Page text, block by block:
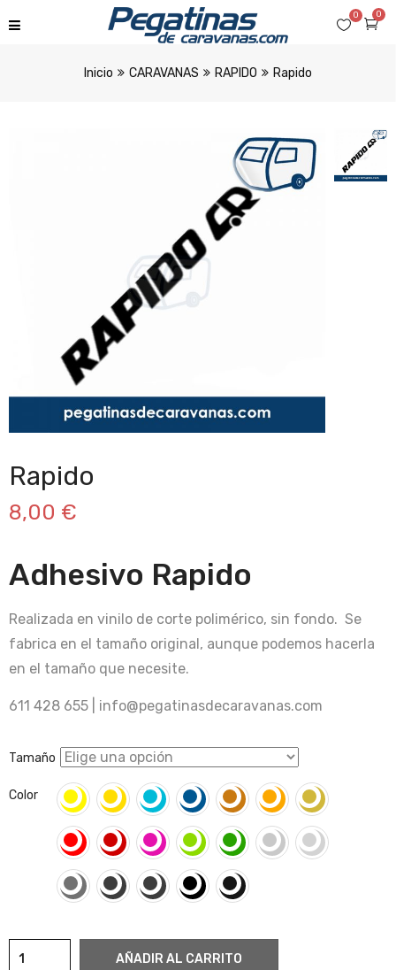
0
0
Inicio CARAVANAS RAPIDO Rapido
Rapido
8,00 €
Adhesivo Rapido
Realizada en vinilo de corte polimérico, sin fondo. Se
fabrica en el tamaño original, aunque podemos hacerla
en el tamaño que necesite.
611 428 655 | info@pegatinasdecaravanas.com
Tamaño
Color
Rapido
AÑADIR AL CARRITO